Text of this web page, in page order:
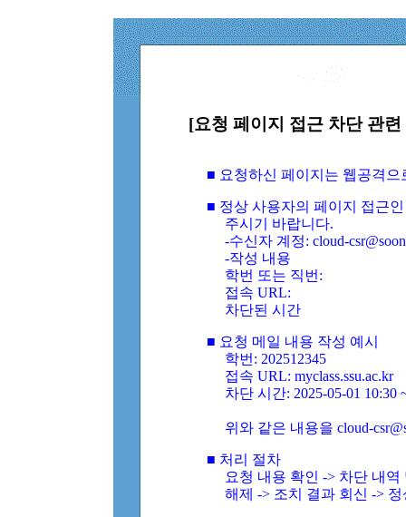
[요청 페이지 접근 차단 관
■ 요청하신 페이지는 웹공격
■ 정상 사용자의 페이지 접근
주시기 바랍니다.
-수신자 계정: cloud-
-작성 내용
학번 또는 직번:
접속 URL:
차단된 시간
■ 요청 메일 내용 작성 예시
학번: 202512345
접속 URL: myclass.ssu.ac.kr
차단 시간: 2025-05-01 10:30
위와 같은 내용을 cloud-
■ 처리 절차
요청 내용 확인 -> 차단 내
해제 -> 조치 결과 회신 ->